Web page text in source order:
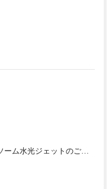
【今話題のエクソソーム水光ジェットのご紹介★肌質改善】大阪堀江/Beautyclinic Ducle